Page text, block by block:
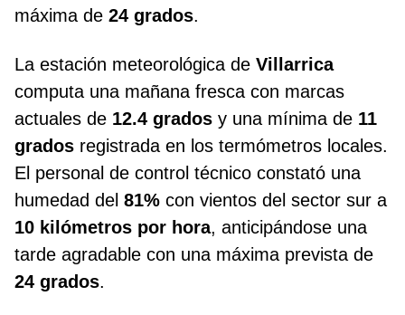
máxima de 24 grados.
La estación meteorológica de Villarrica
computa una mañana fresca con marcas
actuales de 12.4 grados y una mínima de 11
grados registrada en los termómetros locales.
El personal de control técnico constató una
humedad del 81% con vientos del sector sur a
10 kilómetros por hora, anticipándose una
tarde agradable con una máxima prevista de
24 grados.